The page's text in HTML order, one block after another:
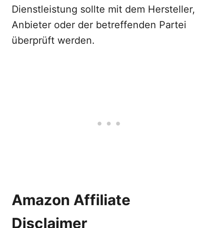
Dienstleistung sollte mit dem Hersteller,
Anbieter oder der betreffenden Partei
überprüft werden.
Amazon Affiliate
Disclaimer